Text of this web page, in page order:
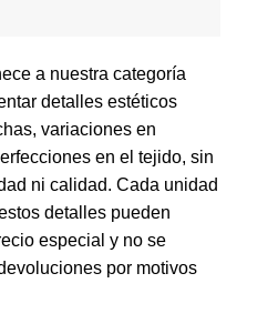
a nuestra categoría
detalles estéticos
variaciones en
en el tejido, sin
ni calidad. Cada unidad
detalles pueden
especial y no se
por motivos